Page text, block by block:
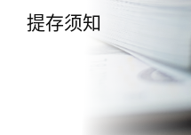
提存须知